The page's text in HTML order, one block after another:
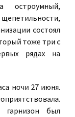
остроумный,
состоял
тоже три с
рядах на
ночи 27 июня.
гарнизон был